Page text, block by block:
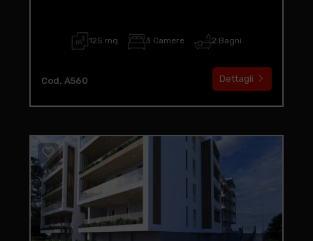
125 mq 3 Camere 2 Bagni
Cod. A560 Dettagli